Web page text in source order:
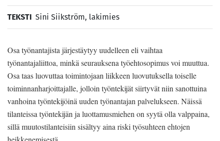
TEKSTI Sini Siikström, lakimies
Osa työnantajista järjestäytyy uudelleen eli vaihtaa
työnantajaliittoa, minkä seurauksena työehtosopimus voi muuttua.
Osa taas luovuttaa toimintojaan liikkeen luovutuksella toiselle
toiminnanharjoittajalle, jolloin työntekijät siirtyvät niin sanottuina
vanhoina työntekijöinä uuden työnantajan palvelukseen. Näissä
tilanteissa työntekijän ja luottamusmiehen on syytä olla valppaina,
sillä muutostilanteisiin sisältyy aina riski työsuhteen ehtojen